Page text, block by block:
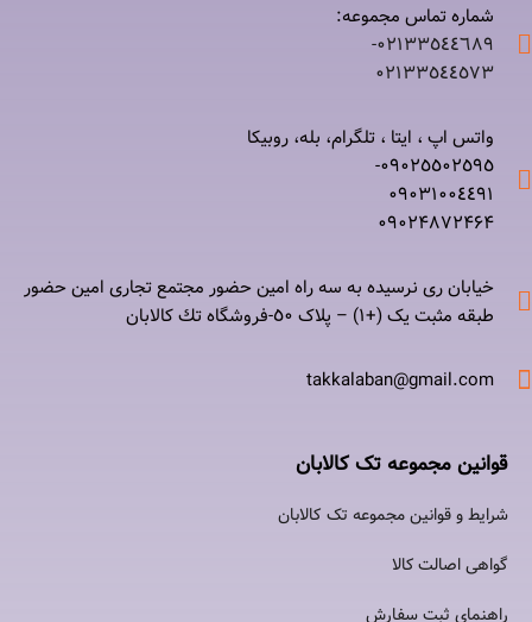
شماره تماس مجموعه:
۰۲۱٣٣٥٤٤٦٨٩-
۰٢١٣٣٥٤٤٥٧٣
واتس اپ ، ایتا ، تلگرام، بله، روبیکا
۰٩٠٢٥٥٠٢٥٩٥-
۰٩٠٣١٠٠٤٤٩١
۰٩٠٢۴۸۷٢۴۶۴
خیابان ری نرسيده به سه راه امين حضور مجتمع تجاری امين حضور
طبقه مثبت یک (+۱) – پلاک ٥٠-فروشگاه تك كالابان
takkalaban@gmail.com
قوانین مجموعه تک کالابان
شرایط و قوانین مجموعه تک کالابان
گواهی اصالت كالا
راهنمای ثبت سفارش